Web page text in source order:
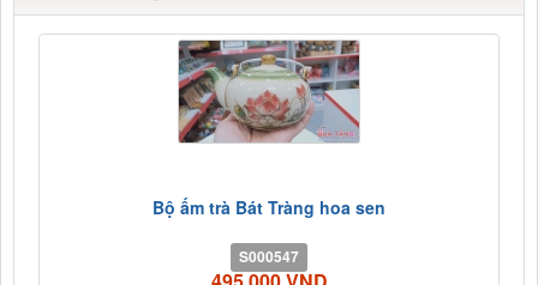
Bộ ấm trà Bát Tràng hoa sen
S000547